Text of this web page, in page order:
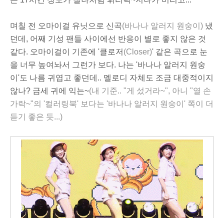
며칠 전 오마이걸 유닛으로 신곡(바나나 알러지 원숭이) 냈
던데, 어째 기성 팬들 사이에선 반응이 별로 좋지 않은 것
같다. 오마이걸이 기존에 '클로저 (Closer)' 같은 곡으로 눈
을 너무 높여놔서 그런가 보다. 나는 '바나나 알러지 원숭
이'도 나름 귀엽고 좋던데.. 멜로디 자체도 조금 대중적이지
않나? 금세 귀에 익는~(내 기준.. "게 섰거라~", 아니 "열 손
가락~"의 '컬러링북' 보다는 '바나나 알러지 원숭이' 쪽이 더
듣기 좋은 듯...)